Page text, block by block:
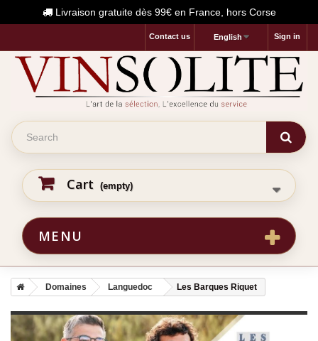
Livraison gratuite dès 99€ en France, hors Corse
Sign in
English
Contact us
Cart (empty)
MENU
Domaines Languedoc Les Barques Riquet